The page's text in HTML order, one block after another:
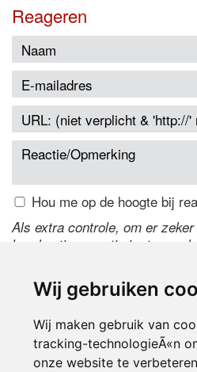
Wij gebruiken
Wij maken gebruik van
tracking-technologieÃ«n
onze website te
Reageren
Hou me op de hoogte bij
Als extra controle, om er
handmatige reactie is, typ
de code te wijzigen.